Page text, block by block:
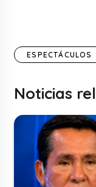
ESPECTÁCULOS
Noticias